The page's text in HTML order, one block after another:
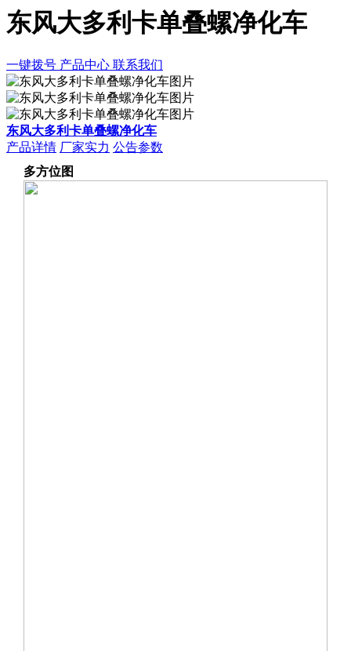
东风大多利卡单叠螺净化车
一键拨号 产品中心 联系我们
东风大多利卡单叠螺净化车
产品详情 厂家实力 公告参数
多方位图